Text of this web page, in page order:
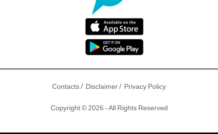
Contacts/ Disclaimer/ Privacy Policy
Copyright © 2026 - All Rights Reserved